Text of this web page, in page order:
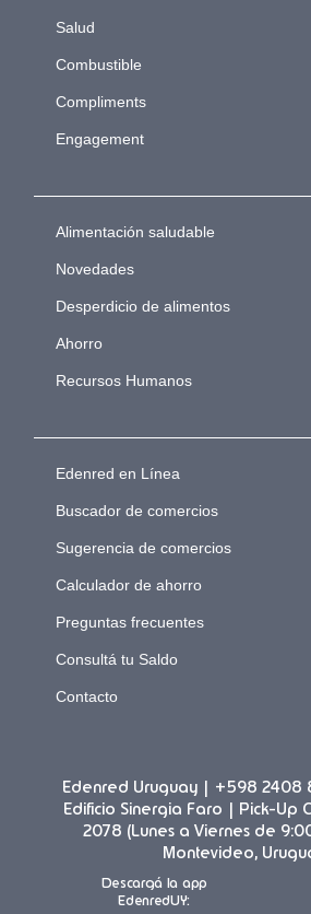
Salud
Combustible
Compliments
Engagement
Alimentación saludable
Novedades
Desperdicio de alimentos
Ahorro
Recursos Humanos
Edenred en Línea
Buscador de comercios
Sugerencia de comercios
Calculador de ahorro
Preguntas frecuentes
Consultá tu Saldo
Contacto
Edenred Uruguay | +598 2408
Edificio Sinergia Faro | Pick-Up
2078 (Lunes a Viernes de
Montevideo,
Descargá la app
EdenredUY: